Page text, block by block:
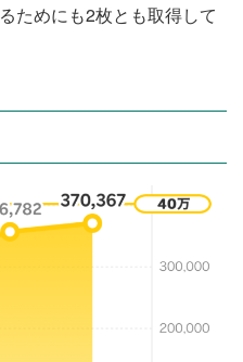
ためにも2枚とも取得して